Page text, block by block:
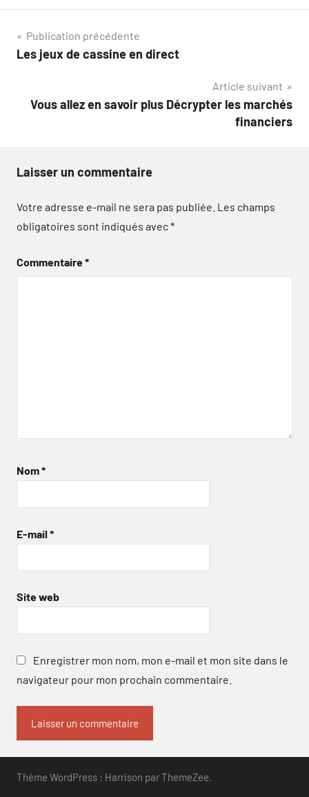
Navigation
de
Publication précédente
Les jeux de cassine en direct
Article suivant
Vous allez en savoir plus Décrypter les marchés
financiers
Laisser un commentaire
Votre adresse e-mail ne sera pas publiée. Les champs
obligatoires sont indiqués avec*
Commentaire*
Nom*
E-mail *
Site web
Enregistrer mon nom, mon e-mail et mon site dans le
navigateur pour mon prochain commentaire.
Thème WordPress : Harrison par ThemeZee.